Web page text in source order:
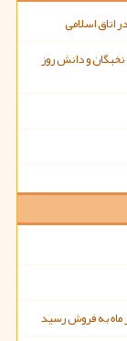
اتاق اسلامی
و دانش روز